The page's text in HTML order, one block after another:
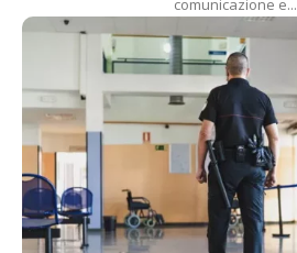
comunicazione e...